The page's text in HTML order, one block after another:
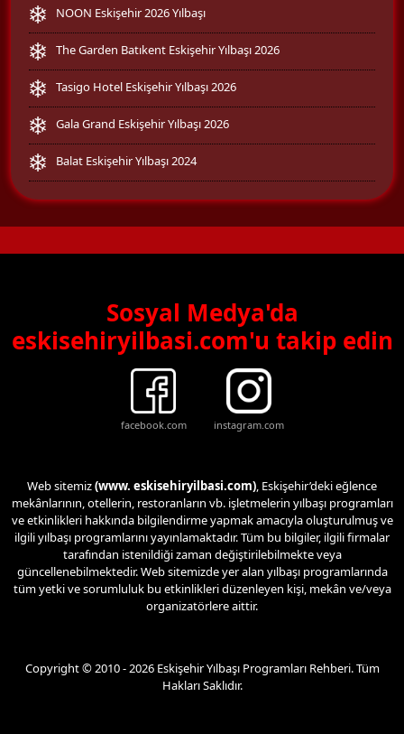
NOON Eskişehir 2026 Yılbaşı
The Garden Batıkent Eskişehir Yılbaşı 2026
Tasigo Hotel Eskişehir Yılbaşı 2026
Gala Grand Eskişehir Yılbaşı 2026
Balat Eskişehir Yılbaşı 2024
Sosyal Medya'da
eskisehiryilbasi.com'u takip edin
facebook.com instagram.com
Web sitemiz(www. eskisehiryilbasi.com), Eskişehir’deki eğlence
mekânlarının, otellerin, restoranların vb. işletmelerin yılbaşı programları
ve etkinlikleri hakkında bilgilendirme yapmak amacıyla oluşturulmuş ve
ilgili yılbaşı programlarını yayınlamaktadır. Tüm bu bilgiler, ilgili firmalar
tarafından istenildiği zaman değiştirilebilmekte veya
güncellenebilmektedir. Web sitemizde yer alan yılbaşı programlarında
tüm yetki ve sorumluluk bu etkinlikleri düzenleyen kişi, mekân ve/veya
organizatörlere aittir.
Copyright © 2010 - 2026 Eskişehir Yılbaşı Programları Rehberi. Tüm
Hakları Saklıdır.